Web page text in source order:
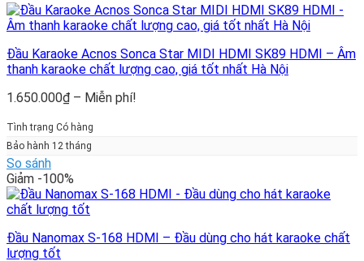
Đầu Karaoke Acnos Sonca Star MIDI HDMI SK89 HDMI – Âm
thanh karaoke chất lượng cao, giá tốt nhất Hà Nội
1.650.000₫ – Miễn phí!
phí!
Tình trạng Có hàng
Bảo hành 12 tháng
So sánh
Giảm -100%
Đầu Nanomax S-168 HDMI – Đầu dùng cho hát karaoke chất
lượng tốt